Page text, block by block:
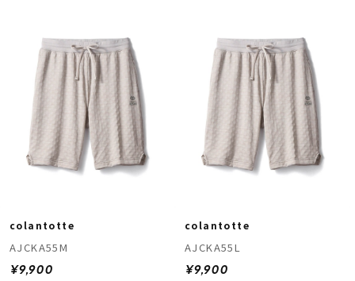
colantotte
AJCKA55M
¥9,900
colantotte
AJCKA55L
¥9,900